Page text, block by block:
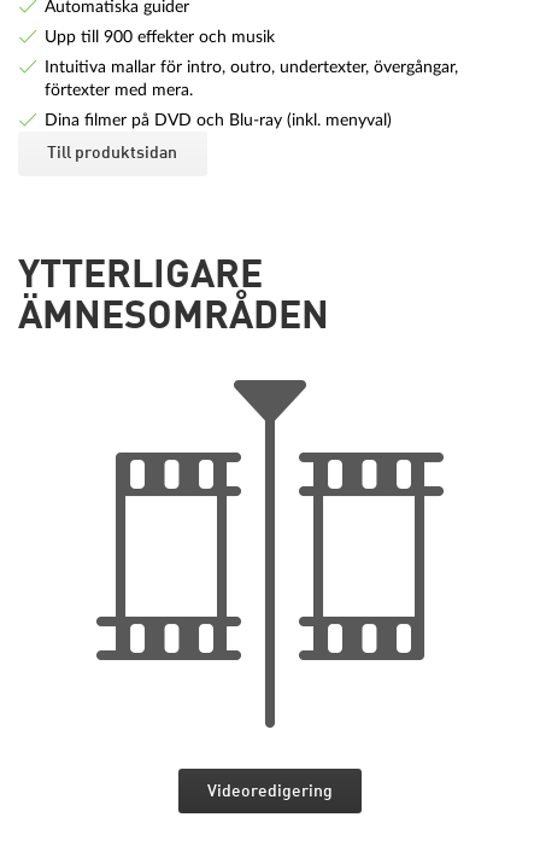
Automatiska guider
Upp till 900 effekter och musik
Intuitiva mallar för intro, outro, undertexter, övergångar,
förtexter med mera.
Dina filmer på DVD och Blu-ray (inkl. menyval)
Till produktsidan
YTTERLIGARE
ÄMNESOMRÅDEN
Videoredigering